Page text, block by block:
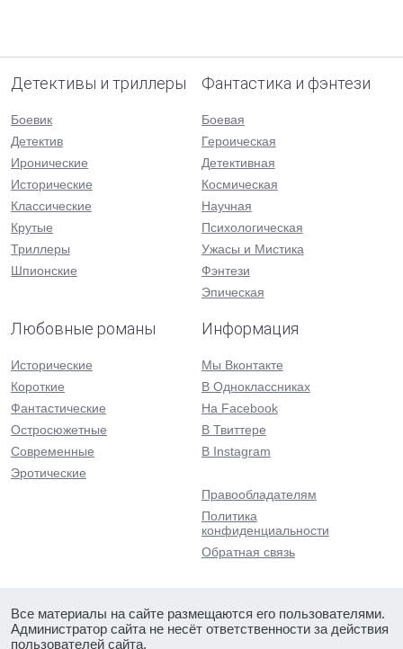
Детективы и триллеры
Боевик
Детектив
Иронические
Исторические
Классические
Крутые
Триллеры
Шпионские
Фантастика и фэнтези
Боевая
Героическая
Детективная
Космическая
Научная
Психологическая
Ужасы и Мистика
Фэнтези
Эпическая
Любовные романы
Исторические
Короткие
Фантастические
Остросюжетные
Современные
Эротические
Информация
Мы Вконтакте
В Одноклассниках
На Facebook
В Твиттере
В Instagram
Правообладателям
Политика
конфиденциальности
Обратная связь
Все материалы на сайте размещаются его пользователями.
Администратор сайта не несёт ответственности за действия
пользователей сайта.